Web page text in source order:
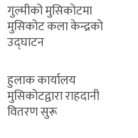
गुल्मीको मुसिकोटमा
मुसिकोट कला केन्द्रको
उद्घाटन
हुलाक कार्यालय
मुसिकोटद्वारा राहदानी
वितरण सुरू